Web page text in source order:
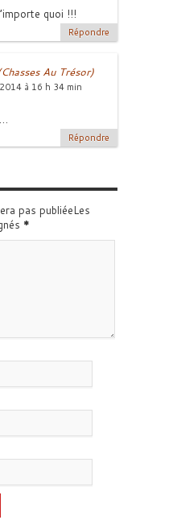
quoi !!!
Répondre
Au Trésor)
à 16 h 34 min
Répondre
pas publiéeLes
*